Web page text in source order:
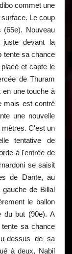
commet une
Le coup
Nouveau
devant la
tente sa chance
et capte le
de Thuram
en une touche à
mais est contré
une nouvelle
C'est un
tentative de
à l'entrée de
se saisit
de Dante, au
de Billal
le ballon
du but (90e). A
sa chance
dessus de sa
à deux, Nabil